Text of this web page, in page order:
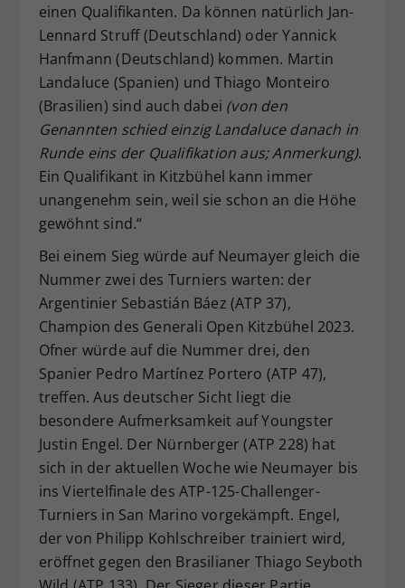
einen Qualifikanten. Da können natürlich Jan-
Lennard Struff (Deutschland) oder Yannick
Hanfmann (Deutschland) kommen. Martin
Landaluce (Spanien) und Thiago Monteiro
(Brasilien) sind auch dabei (von den
Genannten schied einzig Landaluce danach in
Runde eins der Qualifikation aus; Anmerkung).
Ein Qualifikant in Kitzbühel kann immer
unangenehm sein, weil sie schon an die Höhe
gewöhnt sind.“
Bei einem Sieg würde auf Neumayer gleich die
Nummer zwei des Turniers warten: der
Argentinier Sebastián Báez (ATP 37),
Champion des Generali Open Kitzbühel 2023.
Ofner würde auf die Nummer drei, den
Spanier Pedro Martínez Portero (ATP 47),
treffen. Aus deutscher Sicht liegt die
besondere Aufmerksamkeit auf Youngster
Justin Engel. Der Nürnberger (ATP 228) hat
sich in der aktuellen Woche wie Neumayer bis
ins Viertelfinale des ATP-125-Challenger-
Turniers in San Marino vorgekämpft. Engel,
der von Philipp Kohlschreiber trainiert wird,
eröffnet gegen den Brasilianer Thiago Seyboth